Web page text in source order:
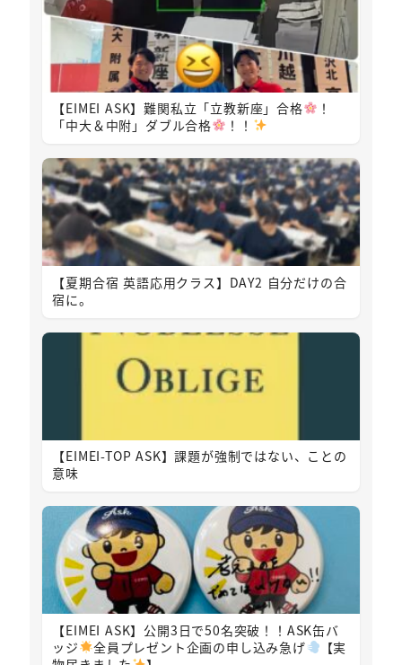
【EIMEI ASK】難関私立「立教新座」合格
！
「中大＆中附」ダブル合格
！！
【夏期合宿 英語応用クラス】DAY2 自分だけの合
宿に。
【EIMEI-TOP ASK】課題が強制ではない、ことの
意味
【EIMEI ASK】公開3日で50名突破！！ASK缶バ
ッジ
全員プレゼント企画の申し込み急げ
【実